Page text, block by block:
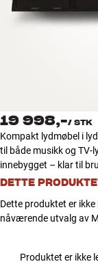
Tilbehør
NYHETER
TILBUD
Finn Butikk
Kundeservice
Logg inn
19 998,-/ STK
Kompakt lydmøbel i
til både musikk og TV-
innebygget – klar til
DETTE
Dette produktet er
nåværende utvalg av
Produktet er ikke